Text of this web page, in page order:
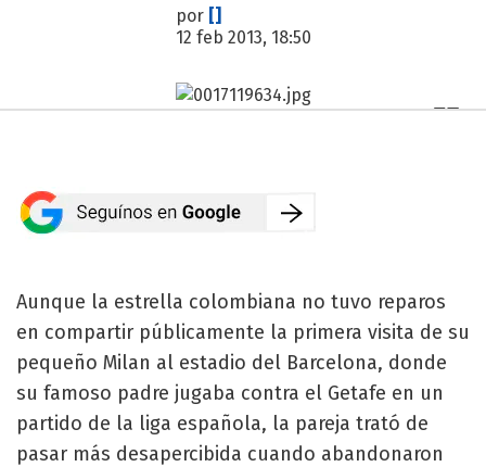
por []
12 feb 2013, 18:50
Aunque la estrella colombiana no tuvo reparos
en compartir públicamente la primera visita de su
pequeño Milan al estadio del Barcelona, donde
su famoso padre jugaba contra el Getafe en un
partido de la liga española, la pareja trató de
pasar más desapercibida cuando abandonaron